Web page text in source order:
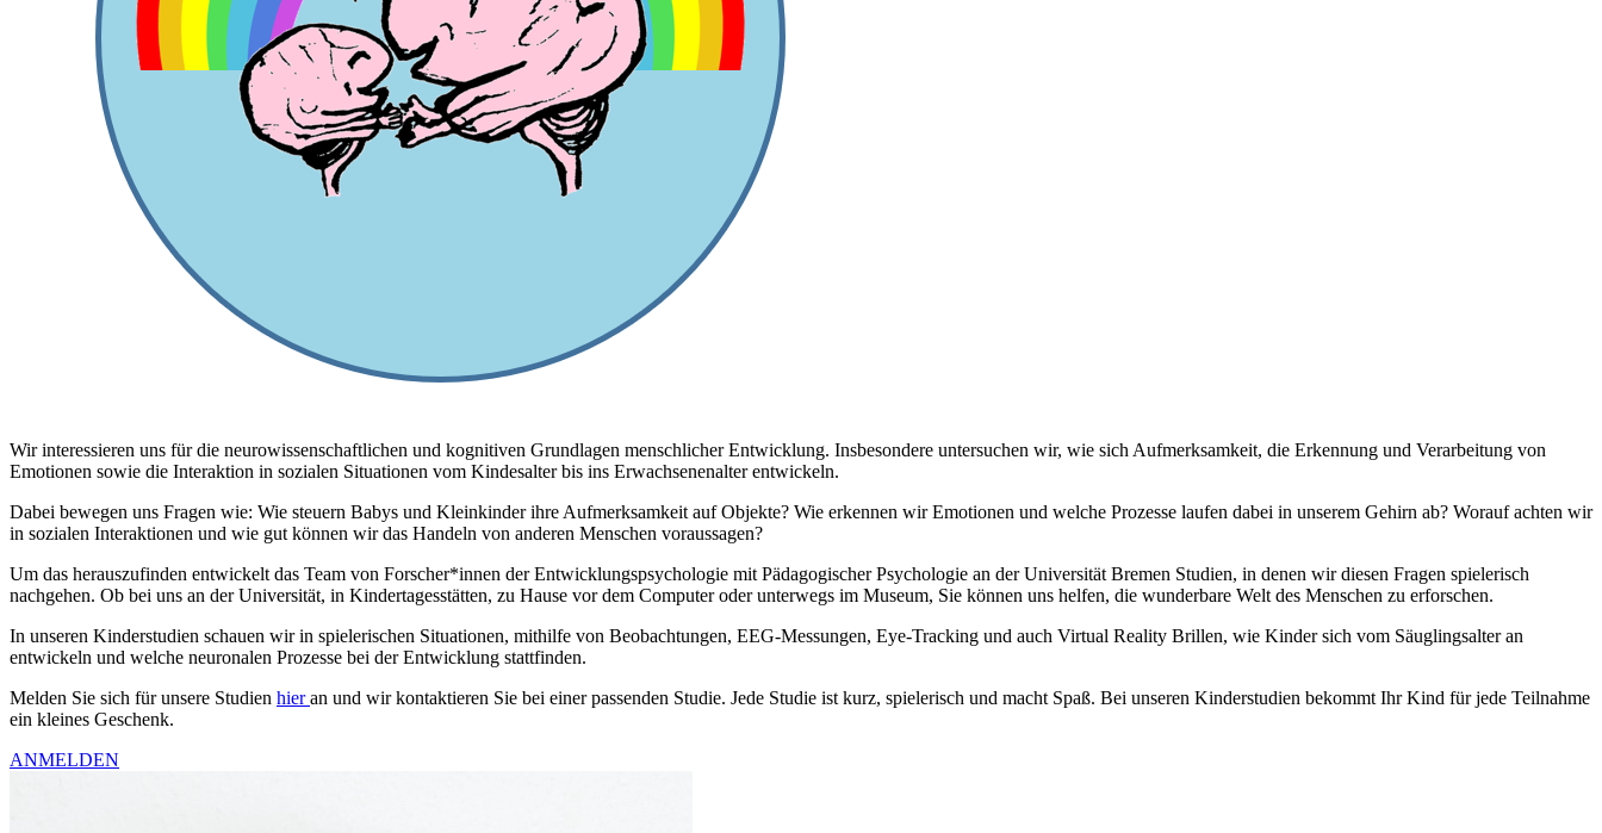
Wir interessieren uns für die neurowissenschaftlichen und kognitiven Grundlagen menschlicher Entwicklung. Insbesondere untersuchen wir, wie sich Aufmerksamkeit, die Erkennung und Verarbeitung von
Emotionen sowie die Interaktion in sozialen Situationen vom Kindesalter bis ins Erwachsenenalter entwickeln.
Dabei bewegen uns Fragen wie: Wie steuern Babys und Kleinkinder ihre Aufmerksamkeit auf Objekte? Wie erkennen wir Emotionen und welche Prozesse laufen dabei in unserem Gehirn ab? Worauf achten wir
in sozialen Interaktionen und wie gut können wir das Handeln von anderen Menschen voraussagen?
Um das herauszufinden entwickelt das Team von Forscher*innen der Entwicklungspsychologie mit Pädagogischer Psychologie an der Universität Bremen Studien, in denen wir diesen Fragen spielerisch
nachgehen. Ob bei uns an der Universität, in Kindertagesstätten, zu Hause vor dem Computer oder unterwegs im Museum, Sie können uns helfen, die wunderbare Welt des Menschen zu erforschen.
In unseren Kinderstudien schauen wir in spielerischen Situationen, mithilfe von Beobachtungen, EEG-Messungen, Eye-Tracking und auch Virtual Reality Brillen, wie Kinder sich vom Säuglingsalter an
entwickeln und welche neuronalen Prozesse bei der Entwicklung stattfinden.
Melden Sie sich für unsere Studien hieran und wir kontaktieren Sie bei einer passenden Studie. Jede Studie ist kurz, spielerisch und macht Spaß. Bei unseren Kinderstudien bekommt Ihr Kind für jede Teilnahme
ein kleines Geschenk.
ANMELDEN